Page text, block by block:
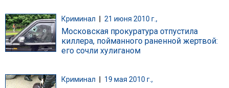
Криминал 21 июня 2010 г.,
Московская прокуратура отпустила
киллера, пойманного раненной жертвой:
его сочли хулиганом
Криминал 19 мая 2010 г.,